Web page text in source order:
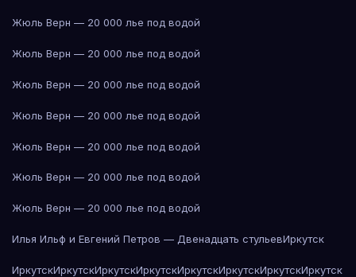
Жюль Верн — 20 000 лье под водой
Жюль Верн — 20 000 лье под водой
Жюль Верн — 20 000 лье под водой
Жюль Верн — 20 000 лье под водой
Жюль Верн — 20 000 лье под водой
Жюль Верн — 20 000 лье под водой
Жюль Верн — 20 000 лье под водой
Илья Ильф и Евгений Петров — Двенадцать стульевИркутск
ИркутскИркутскИркутскИркутскИркутскИркутскИркутскИркутск